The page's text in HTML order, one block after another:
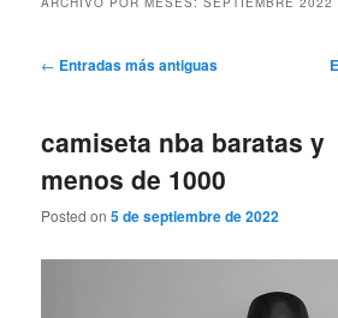
Navegación
← Entradas más antiguas
camiseta nba baratas y
menos de 1000
Posted on5 de septiembre de 2022